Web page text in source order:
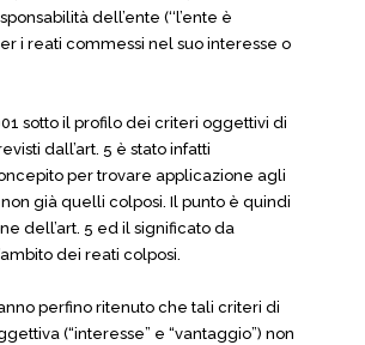
dell’ente (‘‘l’ente è
i reati commessi nel suo interesse o
sotto il profilo dei criteri oggettivi di
dall’art. 5 è stato infatti
per trovare applicazione agli
già quelli colposi. Il punto è quindi
dell’art. 5 ed il significato da
dei reati colposi.
perfino ritenuto che tali criteri di
(“interesse” e “vantaggio”) non